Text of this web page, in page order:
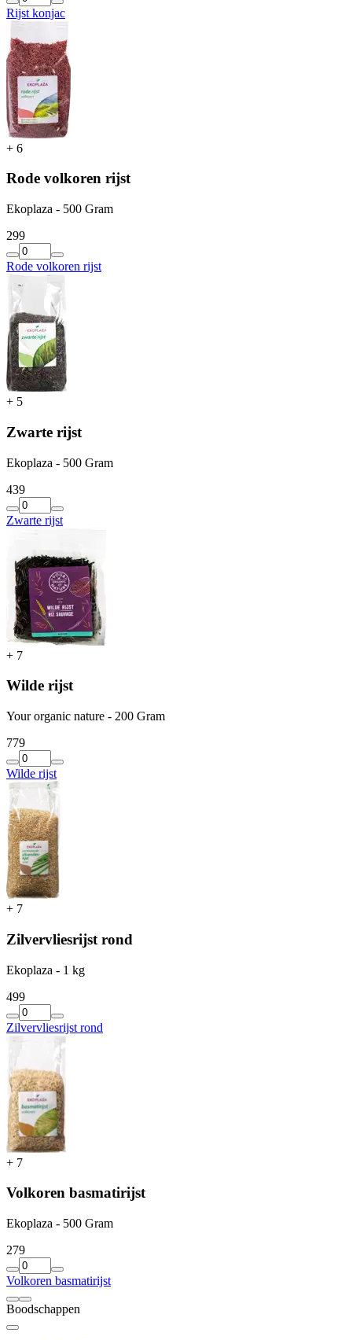
Rijst konjac
+ 6
Rode volkoren rijst
Ekoplaza - 500 Gram
299
Rode volkoren rijst
+ 5
Zwarte rijst
Ekoplaza - 500 Gram
439
Zwarte rijst
+ 7
Wilde rijst
Your organic nature - 200 Gram
779
Wilde rijst
+ 7
Zilvervliesrijst rond
Ekoplaza - 1 kg
499
Zilvervliesrijst rond
+ 7
Volkoren basmatirijst
Ekoplaza - 500 Gram
279
Volkoren basmatirijst
Boodschappen